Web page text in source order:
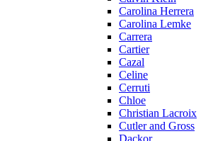
Carolina Herrera
Carolina Lemke
Carrera
Cartier
Cazal
Celine
Cerruti
Chloe
Christian Lacroix
Cutler and Gross
Dackor